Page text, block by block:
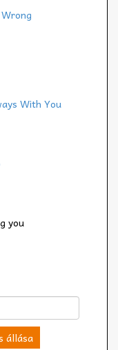
With You
you
állása